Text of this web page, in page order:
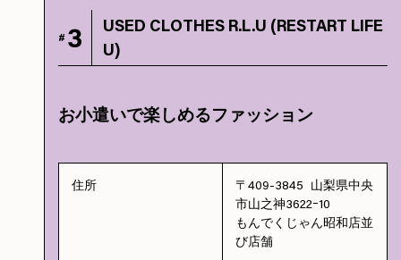
# 3
USED CLOTHES R.L.U (RESTART LIFE
U)
お小遣いで楽しめるファッション
住所
〒409-3845 山梨県中央
市山之神3622ｰ10
もんでくじゃん昭和店並
び店舗